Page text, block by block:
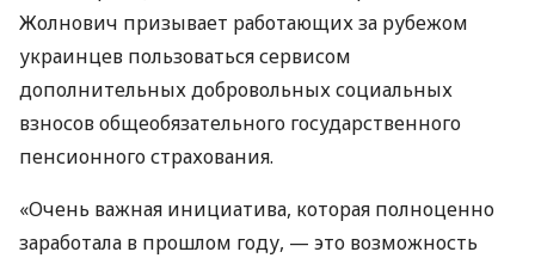
Жолнович призывает работающих за рубежом
украинцев пользоваться сервисом
дополнительных добровольных социальных
взносов общеобязательного государственного
пенсионного страхования.
«Очень важная инициатива, которая полноценно
заработала в прошлом году, — это возможность